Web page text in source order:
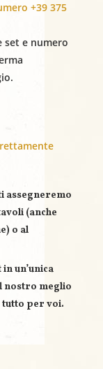
+39 375
set e numero
assegneremo
(anche
o al
in un’unica
nostro meglio
tutto per voi.